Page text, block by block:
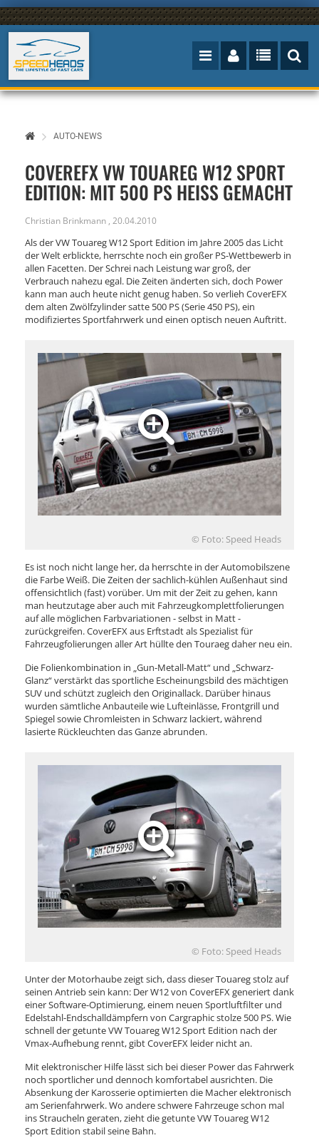
AUTO-NEWS
COVEREFX VW TOUAREG W12 SPORT
EDITION: MIT 500 PS HEISS GEMACHT
Christian Brinkmann , 20.04.2010
Als der VW Touareg W12 Sport Edition im Jahre 2005 das Licht
der Welt erblickte, herrschte noch ein großer PS-Wettbewerb in
allen Facetten. Der Schrei nach Leistung war groß, der
Verbrauch nahezu egal. Die Zeiten änderten sich, doch Power
kann man auch heute nicht genug haben. So verlieh CoverEFX
dem alten Zwölfzylinder satte 500 PS (Serie 450 PS), ein
modifiziertes Sportfahrwerk und einen optisch neuen Auftritt.
© Foto: Speed Heads
Es ist noch nicht lange her, da herrschte in der Automobilszene
die Farbe Weiß. Die Zeiten der sachlich-kühlen Außenhaut sind
offensichtlich (fast) vorüber. Um mit der Zeit zu gehen, kann
man heutzutage aber auch mit Fahrzeugkomplettfolierungen
auf alle möglichen Farbvariationen - selbst in Matt -
zurückgreifen. CoverEFX aus Erftstadt als Spezialist für
Fahrzeugfolierungen aller Art hüllte den Touraeg daher neu ein.
Die Folienkombination in „Gun-Metall-Matt“ und „Schwarz-
Glanz“ verstärkt das sportliche Escheinungsbild des mächtigen
SUV und schützt zugleich den Originallack. Darüber hinaus
wurden sämtliche Anbauteile wie Lufteinlässe, Frontgrill und
Spiegel sowie Chromleisten in Schwarz lackiert, während
lasierte Rückleuchten das Ganze abrunden.
© Foto: Speed Heads
Unter der Motorhaube zeigt sich, dass dieser Touareg stolz auf
seinen Antrieb sein kann: Der W12 von CoverEFX generiert dank
einer Software-Optimierung, einem neuen Sportluftfilter und
Edelstahl-Endschalldämpfern von Cargraphic stolze 500 PS. Wie
schnell der getunte VW Touareg W12 Sport Edition nach der
Vmax-Aufhebung rennt, gibt CoverEFX leider nicht an.
Mit elektronischer Hilfe lässt sich bei dieser Power das Fahrwerk
noch sportlicher und dennoch komfortabel ausrichten. Die
Absenkung der Karosserie optimierten die Macher elektronisch
am Serienfahrwerk. Wo andere schwere Fahrzeuge schon mal
ins Straucheln geraten, zieht die getunte VW Touareg W12
Sport Edition stabil seine Bahn.